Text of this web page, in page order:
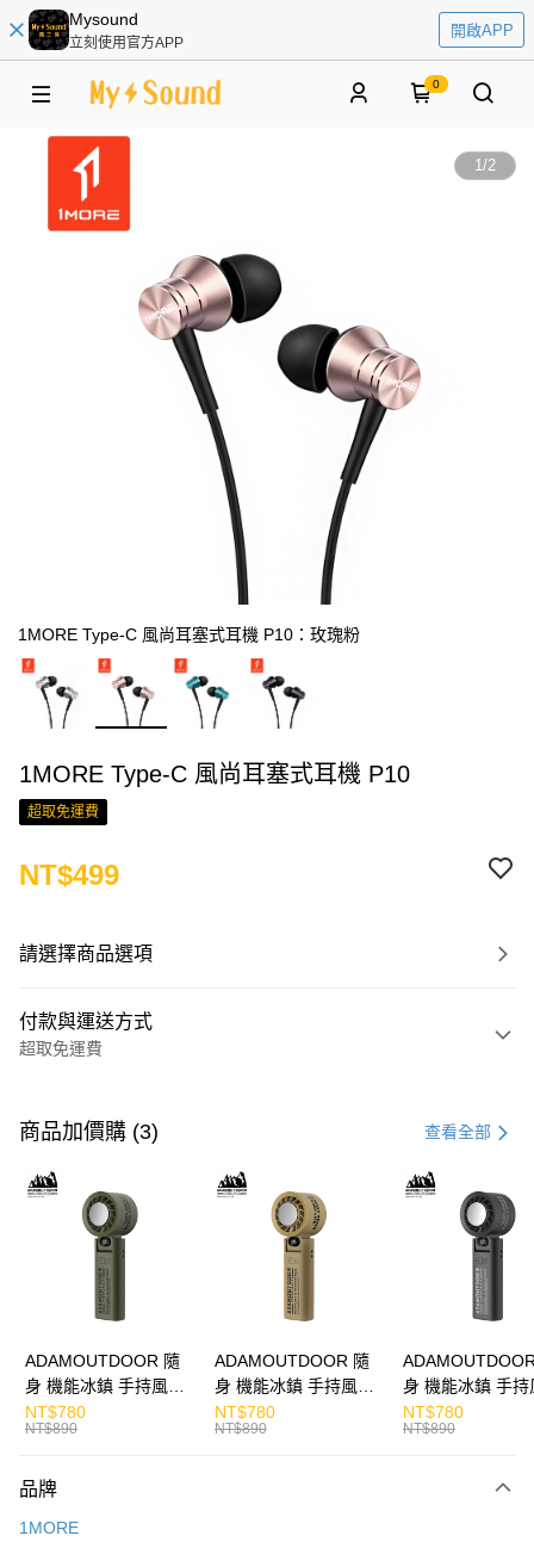
Mysound
立刻使用官方APP
開啟APP
0
1/2
1MORE Type-C 風尚耳塞式耳機 P10：玫瑰粉
1MORE Type-C 風尚耳塞式耳機 P10
超取免運費
NT$499
請選擇商品選項
付款與運送方式
超取免運費
信用卡一次付款
LINE Pay
Apple Pay
運送方式
免運費
付款後7-11取貨
商品加價購 (3) 查看全部
ADAMOUTDOOR 隨
身 機能冰鎮 手持風扇
掛繩
NT$780
NT$890
ADAMOUTDOOR 隨
身 機能冰鎮 手持風扇
掛繩
NT$780
NT$890
身 機能冰鎮 手持
掛繩
NT$780
NT$890
品牌
1MORE